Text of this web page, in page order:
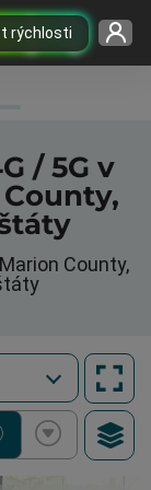
rýchlosti
/ 5G v
County,